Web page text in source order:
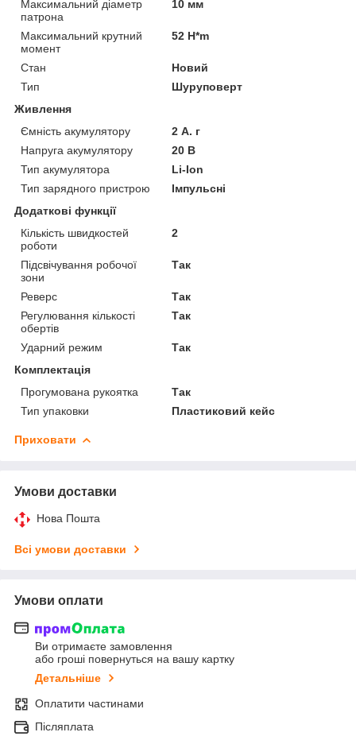
Максимальний діаметр
патрона
10 мм
Максимальний крутний
момент
52 H*m
Стан
Новий
Тип
Шуруповерт
Живлення
Ємність акумулятору
2 А. г
Напруга акумулятору
20 В
Тип акумулятора
Li-Ion
Тип зарядного пристрою
Імпульсні
Додаткові функції
Кількість швидкостей
роботи
2
Підсвічування робочої
зони
Так
Реверс
Так
Регулювання кількості
обертів
Так
Ударний режим
Так
Комплектація
Прогумована рукоятка
Так
Тип упаковки
Пластиковий кейс
Приховати
Умови доставки
Нова Пошта
Всі умови доставки
Умови оплати
Ви отримаєте замовлення
або гроші повернуться на вашу картку
Детальніше
Оплатити частинами
Післяплата